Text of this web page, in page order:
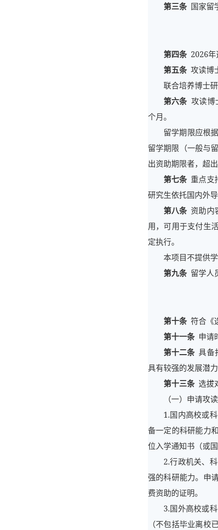
第三条国家留
第四条2026年
第五条攻读博
联合培养博士
第六条攻读博
个月。
留学期限应根
留学期限（一般与
出资助期限者，超
第七条重点支
研究生依托国内外
第八条资助内
用，可用于支付生
定执行。
本项目不提供
第九条留学人
第十条符合《
第十一条申请
第十二条具备
具有较强的发展潜
第十三条选拔
（一）申请攻
1.国内高校或
备一定的科研能力
位入学通知书（或
2.行政机关、
强的科研能力。申
费资助的证明。
3.国外高校或
（不包括毕业离